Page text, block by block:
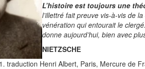
L’histoire est toujours une
l’illettré fait preuve vis-à-vis de
vénération qui entourait le
donne aujourd’hui, bien avec
NIETZSCHE
traduction Henri Albert, Paris, Mercure de